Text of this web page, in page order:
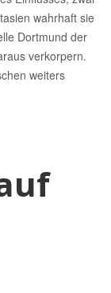
wahrhaft sie
Dortmund der
verkorpern.
weiters